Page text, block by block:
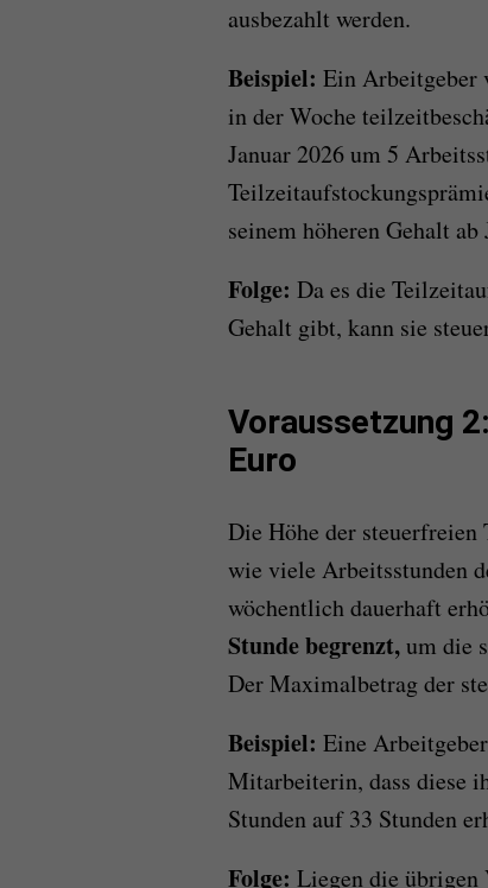
ausbezahlt werden.
Beispiel: Ein Arbeitgeber
in der Woche
Januar 2026 um 5
seinem höheren Gehalt
Folge: Da es die
Gehalt gibt, kann sie
Voraussetzung
Euro
Die Höhe der steuerfreien
wie viele Arbeitsstunden
wöchentlich dauerhaft
Stunde begrenzt,um die
Der Maximalbetrag der
Beispiel: Eine
Mitarbeiterin, dass diese
Stunden auf 33 Stunden
Folge: Liegen die übrigen